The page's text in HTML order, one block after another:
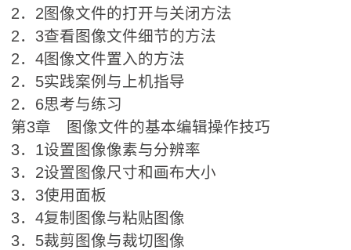
2．2图像文件的打开与关闭方法
2．3查看图像文件细节的方法
2．4图像文件置入的方法
2．5实践案例与上机指导
2．6思考与练习
第3章 图像文件的基本编辑操作技巧
3．1设置图像像素与分辨率
3．2设置图像尺寸和画布大小
3．3使用面板
3．4复制图像与粘贴图像
3．5裁剪图像与裁切图像